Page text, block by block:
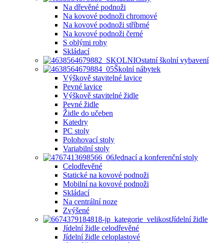
Na dřevěné podnoži
Na kovové podnoži chromové
Na kovové podnoži stříbrné
Na kovové podnoži černé
S oblými rohy
Skládací
Ostatní školní vybavení
Školní nábytek
Výškově stavitelné lavice
Pevné lavice
Výškově stavitelné židle
Pevné židle
Židle do učeben
Katedry
PC stoly
Polohovací stoly
Variabilní stoly
Jednací a konferenční stoly
Celodřevěné
Statické na kovové podnoži
Mobilní na kovové podnoži
Skládací
Na centrální noze
Zvýšené
Jídelní židle
Jídelní židle celodřevěné
Jídelní židle celoplastové